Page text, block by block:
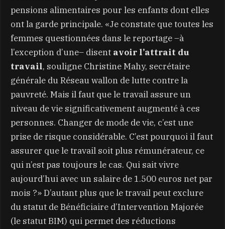
pensions alimentaires pour les enfants dont elles
ont la garde principale. «Je constate que toutes les
femmes questionnées dans le reportage –à
l’exception d’une– disent avoir l’attrait du
travail, souligne Christine Mahy, secrétaire
générale du Réseau wallon de lutte contre la
pauvreté. Mais il faut que le travail assure un
niveau de vie significativement augmenté à ces
personnes. Changer de mode de vie, c’est une
prise de risque considérable. C’est pourquoi il faut
assurer que le travail soit plus rémunérateur, ce
qui n’est pas toujours le cas. Qui sait vivre
aujourd’hui avec un salaire de 1.500 euros net par
mois ?» D’autant plus que le travail peut exclure
du statut de Bénéficiaire d’Intervention Majorée
(le statut BIM) qui permet des réductions